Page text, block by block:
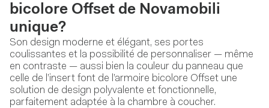
bicolore Offset de Novamobili
unique?
Son design moderne et élégant, ses portes
coulissantes et la possibilité de personnaliser — même
en contraste — aussi bien la couleur du panneau que
celle de l’insert font de l’armoire bicolore Offset une
solution de design polyvalente et fonctionnelle,
parfaitement adaptée à la chambre à coucher.